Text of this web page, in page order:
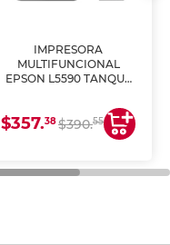
IMPRESORA
MULTIFUNCIONAL
EPSON L5590 TANQUE
COPIA Y ESCANEA)
$357.38$390.55